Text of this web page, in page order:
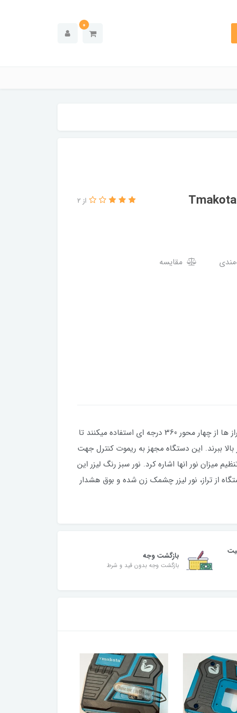
0
از 2
مقایسه
تراز لیزری ماکوتا مدل 4D19wf از جدیدترین ترازهای لیزری و از نسل 4D یا همان (4بعدی) می باشد. این نوع تراز ها از چهار محور 360 درجه ای استفاده میکنند تا
کار را چندین برابر بالا ببرند. این دستگاه مجهز به ریموت کنترل جهت
میزان نور انها اشاره کرد. نور سبز رنگ لیزر این
یا خروج دستگاه از تراز، نور لیزر چشمک زن شده و بوق هشدار
بازگشت وجه
بازگشت وجه بدون قید و شرط